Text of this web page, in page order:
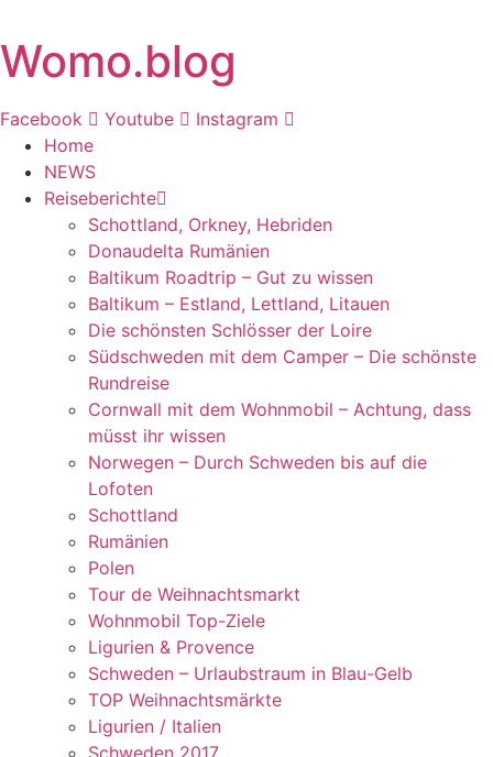
springen
Womo.blog
Facebook Youtube
Instagram
Home
NEWS
Reiseberichte
Schottland, Orkney, Hebriden
Donaudelta Rumänien
Baltikum Roadtrip – Gut zu wissen
Baltikum – Estland, Lettland, Litauen
Die schönsten Schlösser der Loire
Südschweden mit dem Camper – Die schönste
Rundreise
Cornwall mit dem Wohnmobil – Achtung, dass
müsst ihr wissen
Norwegen – Durch Schweden bis auf die
Lofoten
Schottland
Rumänien
Polen
Tour de Weihnachtsmarkt
Wohnmobil Top-Ziele
Ligurien & Provence
Schweden – Urlaubstraum in Blau-Gelb
TOP Weihnachtsmärkte
Ligurien / Italien
Schweden 2017